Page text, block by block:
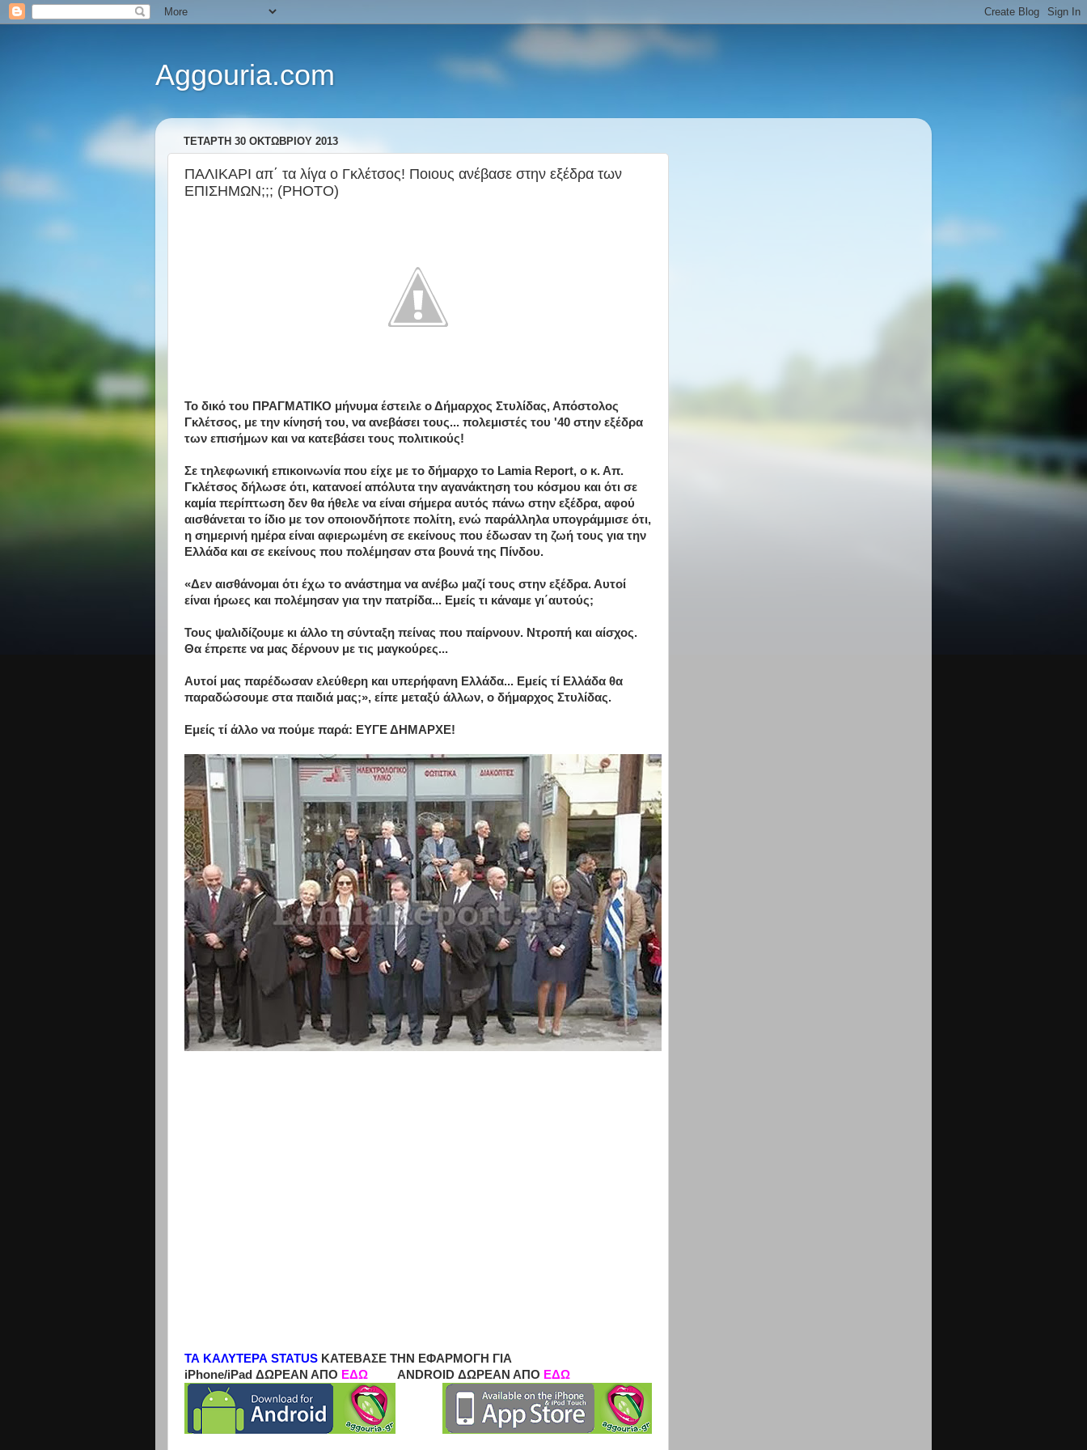
Aggouria.com
ΤΕΤΆΡΤΗ 30 ΟΚΤΩΒΡΊΟΥ 2013
ΠΑΛΙΚΑΡΙ απ΄ τα λίγα ο Γκλέτσος! Ποιους ανέβασε στην εξέδρα των
ΕΠΙΣΗΜΩΝ;;; (PHOTO)
Το δικό του ΠΡΑΓΜΑΤΙΚΟ μήνυμα έστειλε ο Δήμαρχος Στυλίδας, Απόστολος
Γκλέτσος, με την κίνησή του, να ανεβάσει τους... πολεμιστές του '40 στην εξέδρα
των επισήμων και να κατεβάσει τους πολιτικούς!
Σε τηλεφωνική επικοινωνία που είχε με το δήμαρχο το Lamia Report, ο κ. Απ.
Γκλέτσος δήλωσε ότι, κατανοεί απόλυτα την αγανάκτηση του κόσμου και ότι σε
καμία περίπτωση δεν θα ήθελε να είναι σήμερα αυτός πάνω στην εξέδρα, αφού
αισθάνεται το ίδιο με τον οποιονδήποτε πολίτη, ενώ παράλληλα υπογράμμισε ότι,
η σημερινή ημέρα είναι αφιερωμένη σε εκείνους που έδωσαν τη ζωή τους για την
Ελλάδα και σε εκείνους που πολέμησαν στα βουνά της Πίνδου.
«Δεν αισθάνομαι ότι έχω το ανάστημα να ανέβω μαζί τους στην εξέδρα. Αυτοί
είναι ήρωες και πολέμησαν για την πατρίδα... Εμείς τι κάναμε γι΄αυτούς;
Τους ψαλιδίζουμε κι άλλο τη σύνταξη πείνας που παίρνουν. Ντροπή και αίσχος.
Θα έπρεπε να μας δέρνουν με τις μαγκούρες...
Αυτοί μας παρέδωσαν ελεύθερη και υπερήφανη Ελλάδα... Εμείς τί Ελλάδα θα
παραδώσουμε στα παιδιά μας;», είπε μεταξύ άλλων, ο δήμαρχος Στυλίδας.
Εμείς τί άλλο να πούμε παρά: ΕΥΓΕ ΔΗΜΑΡΧΕ!
ΤΑ ΚΑΛΥΤΕΡΑ STATUS ΚΑΤΕΒΑΣΕ ΤΗΝ ΕΦΑΡΜΟΓΗ ΓΙΑ
iPhone/iPad ΔΩΡΕΑΝ ΑΠΟ ΕΔΩ ANDROID ΔΩΡΕΑΝ ΑΠΟ ΕΔΩ